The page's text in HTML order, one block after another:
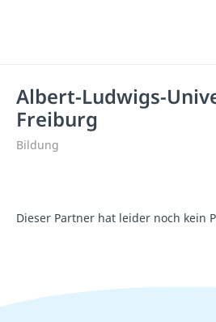
Albert-Ludwigs-
Freiburg
Bildung
Dieser Partner hat leider noch kein